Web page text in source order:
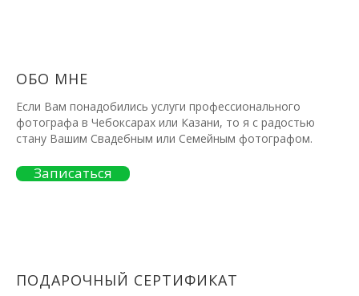
ОБО МНЕ
Если Вам понадобились услуги профессионального
фотографа в Чебоксарах или Казани, то я с радостью
стану Вашим Свадебным или Семейным фотографом.
Записаться
ПОДАРОЧНЫЙ СЕРТИФИКАТ